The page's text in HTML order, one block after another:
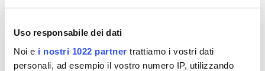
Uso responsabile dei dati
Noi e i nostri 1022 partner trattiamo i vostri dati
personali, ad esempio il vostro numero IP, utilizzando
Patologie gastrointestinali: diarrea, dolore addominale,
Patologie della cute e del tessuto sottocutaneo:
La segnalazione delle reazioni avverse sospette che si